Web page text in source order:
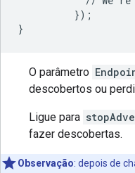
          });
}
O parâmetro
descobertos ou
Ligue para
fazer descobertas.
Observação: depois de